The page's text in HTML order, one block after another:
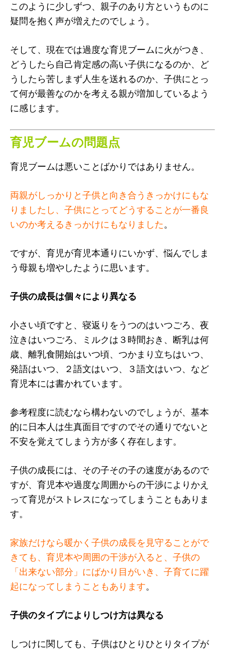
このように少しずつ、親子のあり方というものに
疑問を抱く声が増えたのでしょう。
そして、現在では過度な育児ブームに火がつき、
どうしたら自己肯定感の高い子供になるのか、ど
うしたら苦しまず人生を送れるのか、子供にとっ
て何が最善なのかを考える親が増加しているよう
に感じます。
育児ブームの問題点
育児ブームは悪いことばかりではありません。
両親がしっかりと子供と向き合うきっかけにもな
りましたし、子供にとってどうすることが一番良
いのか考えるきっかけにもなりました。
ですが、育児が育児本通りにいかず、悩んでしま
う母親も増やしたように思います。
子供の成長は個々により異なる
小さい頃ですと、寝返りをうつのはいつごろ、夜
泣きはいつごろ、ミルクは３時間おき、断乳は何
歳、離乳食開始はいつ頃、つかまり立ちはいつ、
発語はいつ、２語文はいつ、３語文はいつ、など
育児本には書かれています。
参考程度に読むなら構わないのでしょうが、基本
的に日本人は生真面目ですのでその通りでないと
不安を覚えてしまう方が多く存在します。
子供の成長には、その子その子の速度があるので
すが、育児本や過度な周囲からの干渉によりかえ
って育児がストレスになってしまうこともありま
す。
家族だけなら暖かく子供の成長を見守ることがで
きても、育児本や周囲の干渉が入ると、子供の
「出来ない部分」にばかり目がいき、子育てに躍
起になってしまうこともあります。
子供のタイプによりしつけ方は異なる
しつけに関しても、子供はひとりひとりタイプが